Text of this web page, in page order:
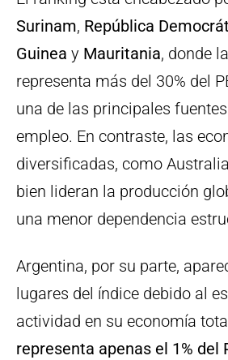
Surinam, República
Guinea y Mauritania, donde
representa más del 30% del
una de las principales
empleo. En contraste, las
diversificadas, como
bien lideran la producción
una menor dependencia
Argentina, por su parte,
lugares del índice debido al
actividad en su economía
representa apenas el 1% del